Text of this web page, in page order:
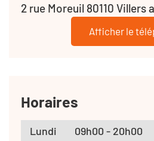
2 rue Moreuil 80110 Villers
Afficher le
Horaires
Lundi
09h00 - 20h00